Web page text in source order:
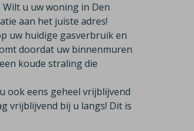
u uw woning in Den
aan het juiste adres!
uw huidige gasverbruik en
doordat uw binnenmuren
koude straling die
ook eens geheel vrijblijvend
vrijblijvend bij u langs! Dit is